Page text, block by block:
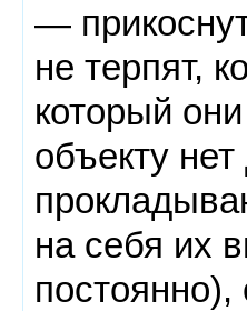
—
не терпят,
который
объекту
на себя их
постоянно),